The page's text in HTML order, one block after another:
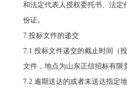
和法定代表人授权委托书、法定
份证。
7.投标文件的递交
7.1 投标文件递交的截止时间（
文件，地点为山东正信招标有限
7.2 逾期送达的或者未送达指定